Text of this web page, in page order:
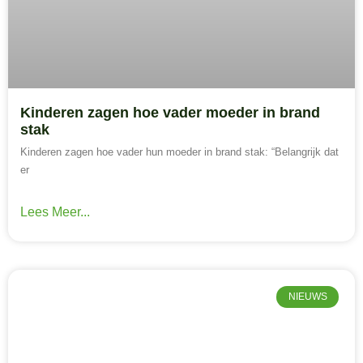
Kinderen zagen hoe vader moeder in brand
stak
Kinderen zagen hoe vader hun moeder in brand stak: “Belangrijk dat
er
Lees Meer...
NIEUWS